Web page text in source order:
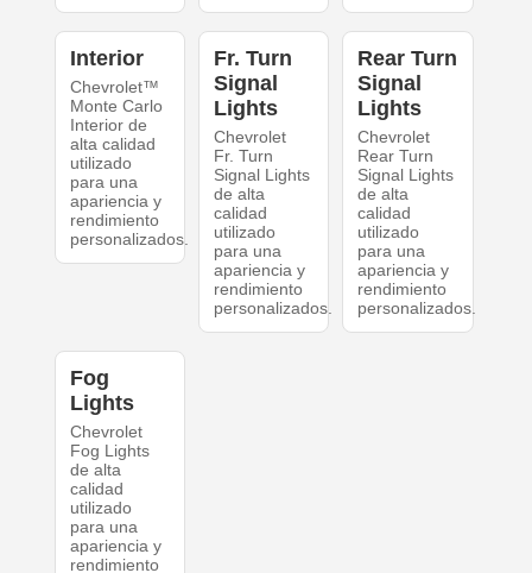
Interior
Chevrolet™
Monte Carlo
Interior de
alta calidad
utilizado
para una
apariencia y
rendimiento
personalizados.
Fr. Turn
Signal
Lights
Chevrolet
Fr. Turn
Signal Lights
de alta
calidad
utilizado
para una
apariencia y
rendimiento
personalizados.
Rear Turn
Signal
Lights
Chevrolet
Rear Turn
Signal Lights
de alta
calidad
utilizado
para una
apariencia y
rendimiento
personalizados.
Fog
Lights
Chevrolet
Fog Lights
de alta
calidad
utilizado
para una
apariencia y
rendimiento